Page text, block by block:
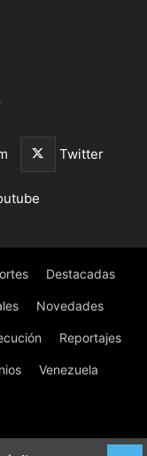
Twitter
Destacadas
Novedades
Reportajes
Venezuela